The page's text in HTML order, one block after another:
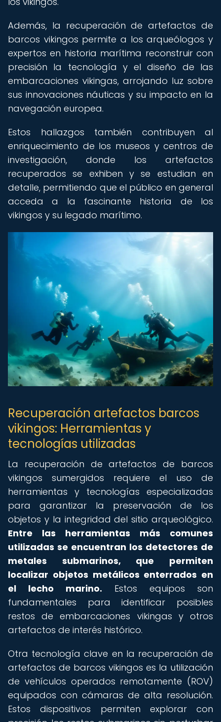
Además, la recuperación de artefactos de
barcos vikingos permite a los arqueólogos y
expertos en historia marítima reconstruir con
precisión la tecnología y el diseño de las
embarcaciones vikingas, arrojando luz sobre
sus innovaciones náuticas y su impacto en la
navegación europea.
Estos hallazgos también contribuyen al
enriquecimiento de los museos y centros de
investigación, donde los artefactos
recuperados se exhiben y se estudian en
detalle, permitiendo que el público en general
acceda a la fascinante historia de los
vikingos y su legado marítimo.
Recuperación artefactos barcos
vikingos: Herramientas y
tecnologías utilizadas
La recuperación de artefactos de barcos
vikingos sumergidos requiere el uso de
herramientas y tecnologías especializadas
para garantizar la preservación de los
objetos y la integridad del sitio arqueológico.
Entre las herramientas más comunes
utilizadas se encuentran los detectores de
metales submarinos, que permiten
localizar objetos metálicos enterrados en
el lecho marino. Estos equipos son
fundamentales para identificar posibles
restos de embarcaciones vikingas y otros
artefactos de interés histórico.
Otra tecnología clave en la recuperación de
artefactos de barcos vikingos es la utilización
de vehículos operados remotamente (ROV)
equipados con cámaras de alta resolución.
Estos dispositivos permiten explorar con